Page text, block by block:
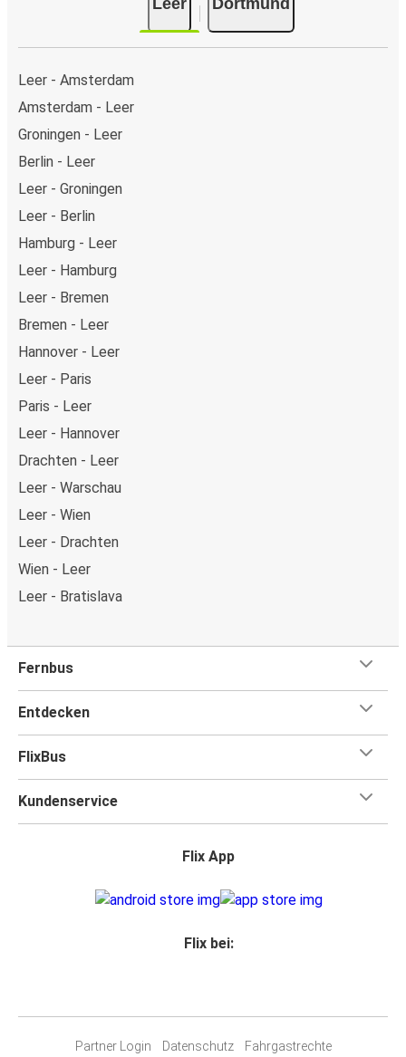
Leer - Amsterdam
Amsterdam - Leer
Groningen - Leer
Berlin - Leer
Leer - Groningen
Leer - Berlin
Hamburg - Leer
Leer - Hamburg
Leer - Bremen
Bremen - Leer
Hannover - Leer
Leer - Paris
Paris - Leer
Leer - Hannover
Drachten - Leer
Leer - Warschau
Leer - Wien
Leer - Drachten
Wien - Leer
Leer - Bratislava
Fernbus
Entdecken
FlixBus
Kundenservice
Flix App
Flix bei:
Partner Login Datenschutz Fahrgastrechte